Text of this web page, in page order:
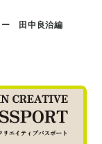
ー 田中良治編